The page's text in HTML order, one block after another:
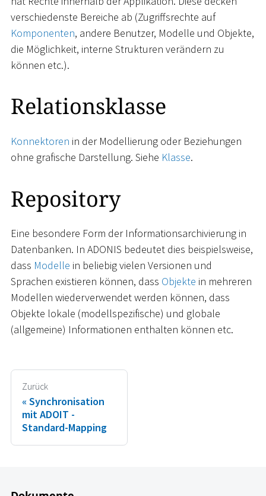
verschiedenste Bereiche ab (Zugriffsrechte auf
Komponenten, andere Benutzer, Modelle und Objekte,
die Möglichkeit, interne Strukturen verändern zu
können etc.).
Relationsklasse
Konnektoren in der Modellierung oder Beziehungen
ohne grafische Darstellung. Siehe Klasse.
Repository
Eine besondere Form der Informationsarchivierung in
Datenbanken. In ADONIS bedeutet dies beispielsweise,
dass Modelle in beliebig vielen Versionen und
Sprachen existieren können, dass Objekte in mehreren
Modellen wiederverwendet werden können, dass
Objekte lokale (modellspezifische) und globale
(allgemeine) Informationen enthalten können etc.
Zurück
Synchronisation
mit ADOIT -
Standard-Mapping